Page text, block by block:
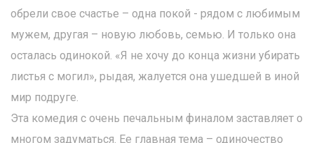
обрели свое счастье – одна покой - рядом с любимым
мужем, другая – новую любовь, семью. И только она
осталась одинокой. «Я не хочу до конца жизни убирать
листья с могил», рыдая, жалуется она ушедшей в иной
мир подруге.
Эта комедия с очень печальным финалом заставляет о
многом задуматься. Ее главная тема – одиночество